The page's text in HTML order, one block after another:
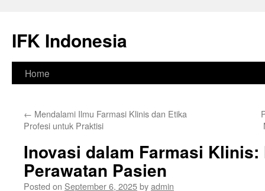
content
IFK Indonesia
Home
← Mendalami Ilmu Farmasi Klinis dan Etika
Profesi untuk Praktisi
Inovasi dalam Farmasi Klinis:
Perawatan Pasien
Posted on September 6, 2025byadmin